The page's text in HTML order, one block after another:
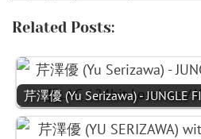
Related Posts:
芹澤優 (Yu Serizawa) - JUNGLE